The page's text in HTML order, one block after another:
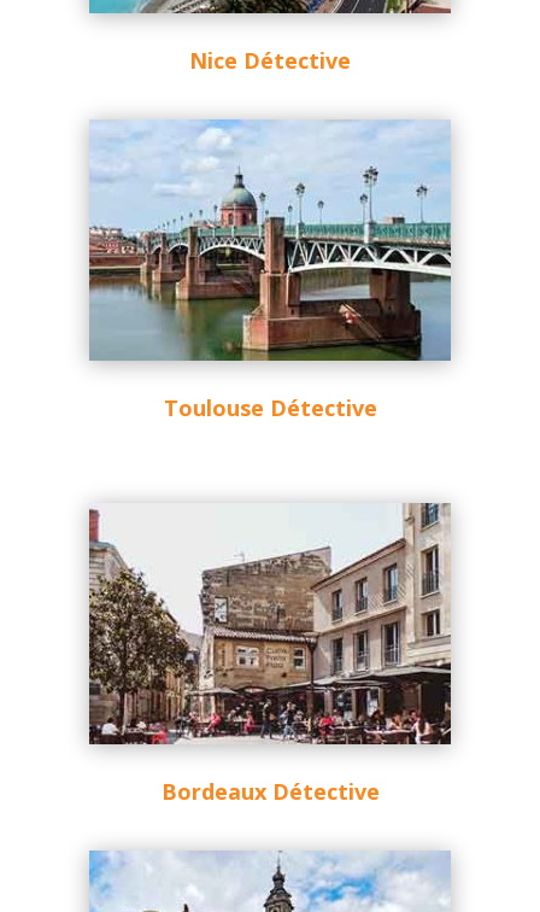
Nice Détective
Toulouse Détective
Bordeaux Détective